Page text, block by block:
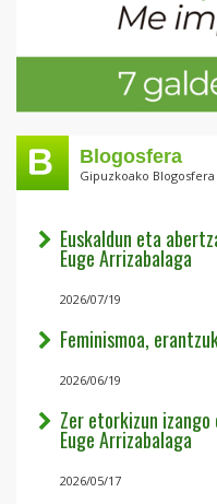
Blogosfera
Gipuzkoako Blogosfera
Euskaldun eta
Euge Arrizabalaga
2026/07/19
Feminismoa,
2026/06/19
Zer etorkizun izango
Euge Arrizabalaga
2026/05/17